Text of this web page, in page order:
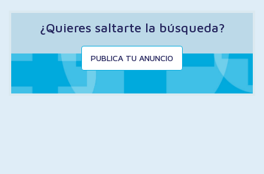
¿Quieres saltarte la búsqueda?
PUBLICA TU ANUNCIO